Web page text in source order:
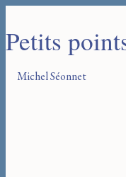
Petits
Michel Séonnet